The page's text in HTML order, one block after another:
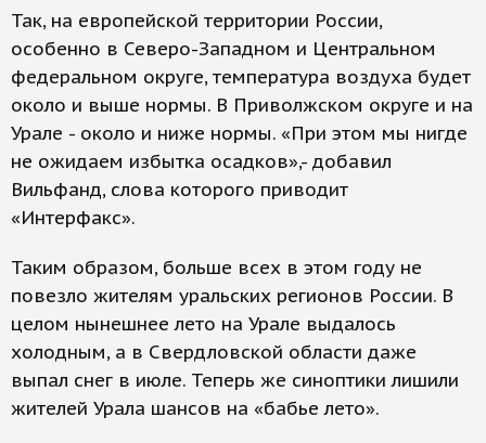
Так, на европейской территории России,
особенно в Северо-Западном и Центральном
федеральном округе, температура воздуха будет
около и выше нормы. В Приволжском округе и на
Урале - около и ниже нормы. «При этом мы нигде
не ожидаем избытка осадков»,- добавил
Вильфанд, слова которого приводит
«Интерфакс».
Таким образом, больше всех в этом году не
повезло жителям уральских регионов России. В
целом нынешнее лето на Урале выдалось
холодным, а в Свердловской области даже
выпал снег в июле. Теперь же синоптики лишили
жителей Урала шансов на «бабье лето».